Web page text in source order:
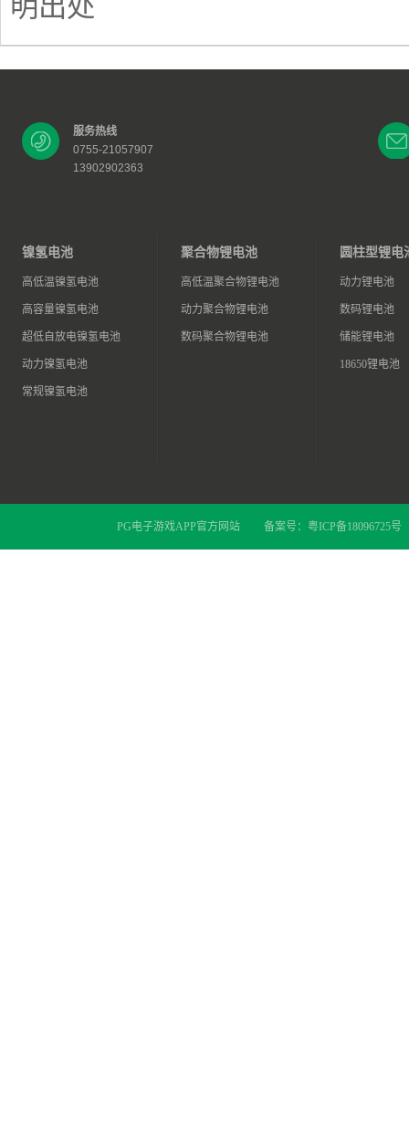
明出处
服务热线
0755-21057907
13902902363
镍氢电池
高低温镍氢电池
高容量镍氢电池
超低自放电镍氢电池
动力镍氢电池
常规镍氢电池
聚合物锂电池
高低温聚合物锂电池
动力聚合物锂电池
数码聚合物锂电池
圆柱型锂电
动力锂电池
数码锂电池
储能锂电池
18650锂电池
PG电子游戏APP官方网站 备案号： 粤ICP备18096725号